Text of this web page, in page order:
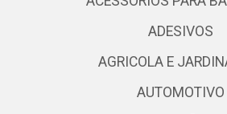
ADESIVOS
AGRICOLA E
AUTOMOTIVO